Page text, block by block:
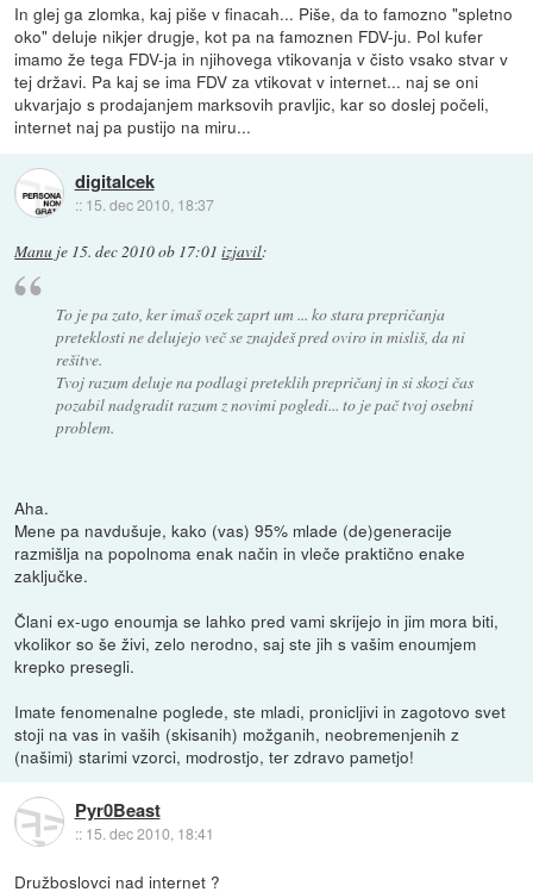
In glej ga zlomka, kaj piše v finacah... Piše, da to famozno "spletno
oko" deluje nikjer drugje, kot pa na famoznen FDV-ju. Pol kufer
imamo že tega FDV-ja in njihovega vtikovanja v čisto vsako stvar v
tej državi. Pa kaj se ima FDV za vtikovat v internet... naj se oni
ukvarjajo s prodajanjem marksovih pravljic, kar so doslej počeli,
internet naj pa pustijo na miru...
digitalcek
:: 15. dec 2010, 18:37
Manu je 15. dec 2010 ob 17:01 izjavil:
To je pa zato, ker imaš ozek zaprt um ... ko stara prepričanja
preteklosti ne delujejo več se znajdeš pred oviro in misliš, da ni
rešitve.
Tvoj razum deluje na podlagi preteklih prepričanj in si skozi čas
pozabil nadgradit razum z novimi pogledi... to je pač tvoj osebni
problem.
Aha.
Mene pa navdušuje, kako (vas) 95% mlade (de)generacije
razmišlja na popolnoma enak način in vleče praktično enake
zaključke.
Člani ex-ugo enoumja se lahko pred vami skrijejo in jim mora biti,
vkolikor so še živi, zelo nerodno, saj ste jih s vašim enoumjem
krepko presegli.
Imate fenomenalne poglede, ste mladi, pronicljivi in zagotovo svet
stoji na vas in vaših (skisanih) možganih, neobremenjenih z
(našimi) starimi vzorci, modrostjo, ter zdravo pametjo!
Pyr0Beast
:: 15. dec 2010, 18:41
Družboslovci nad internet ?